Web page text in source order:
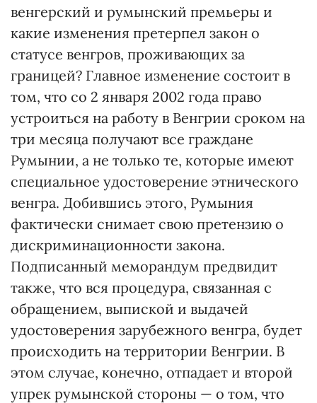
венгерский и румынский премьеры и
какие изменения претерпел закон о
статусе венгров, проживающих за
границей? Главное изменение состоит в
том, что со 2 января 2002 года право
устроиться на работу в Венгрии сроком на
три месяца получают все граждане
Румынии, а не только те, которые имеют
специальное удостоверение этнического
венгра. Добившись этого, Румыния
фактически снимает свою претензию о
дискриминационности закона.
Подписанный меморандум предвидит
также, что вся процедура, связанная с
обращением, выпиской и выдачей
удостоверения зарубежного венгра, будет
происходить на территории Венгрии. В
этом случае, конечно, отпадает и второй
упрек румынской стороны — о том, что